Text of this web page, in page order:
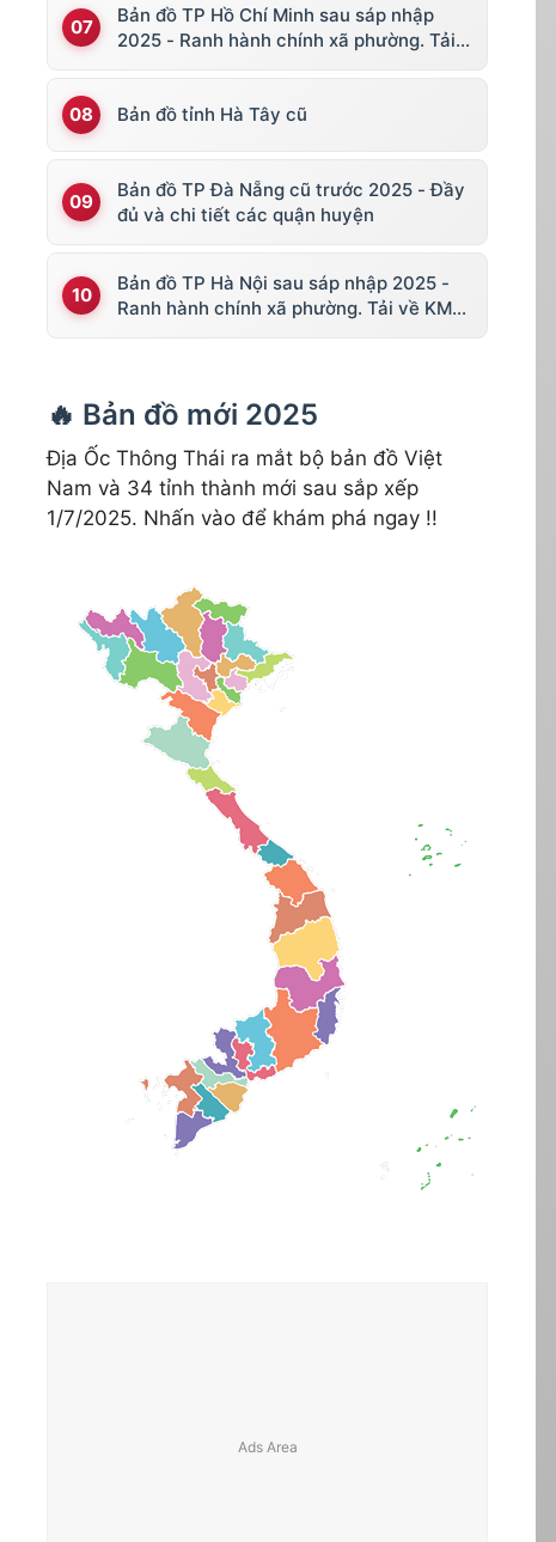
Bản đồ TP Hồ Chí Minh sau sáp nhập
2025 - Ranh hành chính xã phường. Tải
Bản đồ tỉnh Hà Tây cũ
Bản đồ TP Đà Nẵng cũ trước 2025 - Đầy
đủ và chi tiết các quận huyện
Bản đồ TP Hà Nội sau sáp nhập 2025 -
Ranh hành chính xã phường. Tải về KML,
🔥 Bản đồ mới 2025
Địa Ốc Thông Thái ra mắt bộ bản đồ Việt
Nam và 34 tỉnh thành mới sau sắp xếp
1/7/2025. Nhấn vào để khám phá ngay !!